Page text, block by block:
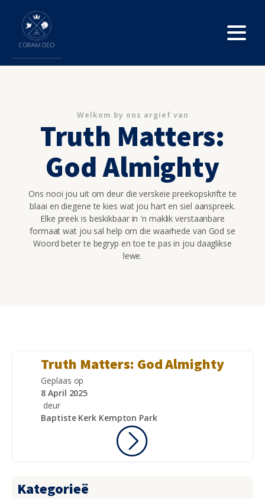
Welkom by ons argief van
Truth Matters:
God Almighty
Ons nooi jou uit om deur die verskeie preekopskrifte te
blaai en diegene te kies wat jou hart en siel aanspreek.
Elke preek is beskikbaar in 'n maklik verstaanbare
formaat wat jou sal help om die waarhede van God se
Woord beter te begryp en toe te pas in jou daaglikse
lewe.
Truth Matters: God Almighty
Geplaas op
8 April 2025
deur
Baptiste Kerk Kempton Park
Kategorieë